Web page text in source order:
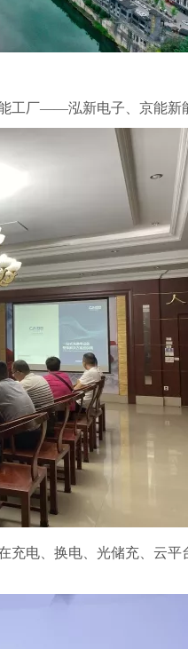
工厂——泓新电子、京能新
充电、换电、光储充、云